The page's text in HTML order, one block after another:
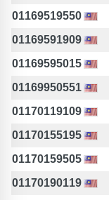
01169519550
01169591909
01169595015
01169950551
01170119109
01170155195
01170159505
01170190119